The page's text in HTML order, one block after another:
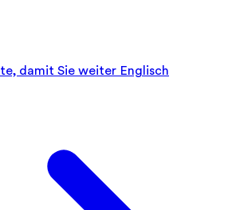
damit Sie weiter Englisch